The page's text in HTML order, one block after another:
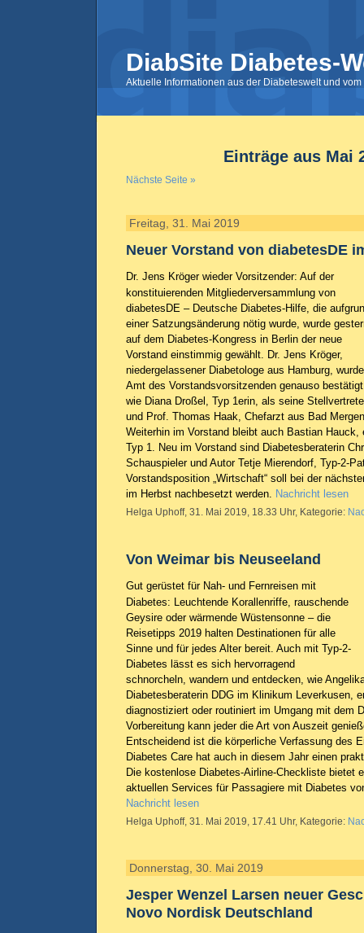
DiabSite Diabetes-
Aktuelle Informationen aus der Diabeteswelt und
Einträge aus Mai
Nächste Seite »
Freitag, 31. Mai 2019
Neuer Vorstand von diabetesDE
Dr. Jens Kröger wieder Vorsitzender: Auf der
konstituierenden Mitgliederversammlung von
diabetesDE – Deutsche Diabetes-Hilfe, die
einer Satzungsänderung nötig wurde, wurde
auf dem Diabetes-Kongress in Berlin der neue
Vorstand einstimmig gewählt. Dr. Jens Kröger,
niedergelassener Diabetologe aus Hamburg,
Amt des Vorstandsvorsitzenden genauso
wie Diana Droßel, Typ 1erin, als seine
und Prof. Thomas Haak, Chefarzt aus Bad
Weiterhin im Vorstand bleibt auch Bastian
Typ 1. Neu im Vorstand sind Diabetesberaterin
Schauspieler und Autor Tetje Mierendorf, Typ-2-
Vorstandsposition „Wirtschaft“ soll bei der
im Herbst nachbesetzt werden. Nachricht lesen
Helga Uphoff, 31. Mai 2019, 18.33 Uhr, Kategorie:
Von Weimar bis Neuseeland
Gut gerüstet für Nah- und Fernreisen mit
Diabetes: Leuchtende Korallenriffe, rauschende
Geysire oder wärmende Wüstensonne – die
Reisetipps 2019 halten Destinationen für alle
Sinne und für jedes Alter bereit. Auch mit Typ-2-
Diabetes lässt es sich hervorragend
schnorcheln, wandern und entdecken, wie
Diabetesberaterin DDG im Klinikum Leverkusen,
diagnostiziert oder routiniert im Umgang mit dem
Vorbereitung kann jeder die Art von Auszeit
Entscheidend ist die körperliche Verfassung des
Diabetes Care hat auch in diesem Jahr einen
Die kostenlose Diabetes-Airline-Checkliste bietet
aktuellen Services für Passagiere mit Diabetes
Nachricht lesen
Helga Uphoff, 31. Mai 2019, 17.41 Uhr, Kategorie:
Donnerstag, 30. Mai 2019
Jesper Wenzel Larsen neuer
Novo Nordisk Deutschland